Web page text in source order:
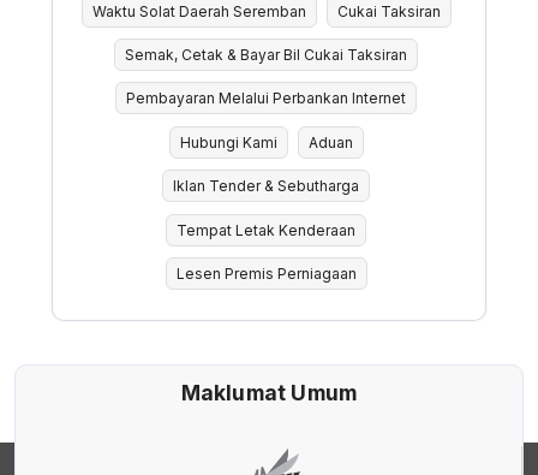
Waktu Solat Daerah Seremban Cukai Taksiran
Semak, Cetak & Bayar Bil Cukai Taksiran
Pembayaran Melalui Perbankan Internet
Hubungi Kami Aduan
Iklan Tender & Sebutharga
Tempat Letak Kenderaan
Lesen Premis Perniagaan
Maklumat Umum